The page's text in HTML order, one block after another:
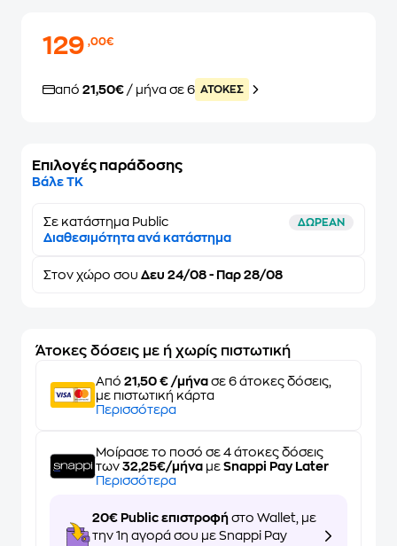
129,00€
από 21,50€ / μήνα σε 6 ATOKEΣ
Επιλογές παράδοσης
Βάλε ΤΚ
Σε κατάστημα Public ΔΩΡΕΑΝ
Διαθεσιμότητα ανά κατάστημα
Στον χώρο σου Δευ 24/08 - Παρ 28/08
Άτοκες δόσεις με ή χωρίς πιστωτική
Από 21,50 € /μήνα σε 6 άτοκες δόσεις,
με πιστωτική κάρτα
Περισσότερα
Μοίρασε το ποσό σε 4 άτοκες δόσεις
των 32,25€/μήνα με Snappi Pay Later
Περισσότερα
20€ Public επιστροφή στο Wallet, με
την 1η αγορά σου με Snappi Pay